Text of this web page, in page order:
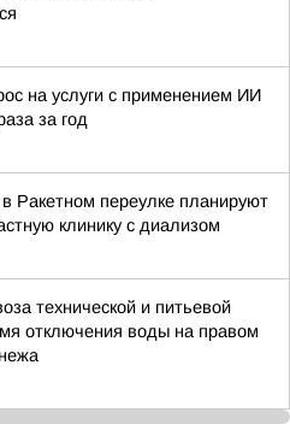
на услуги с применением ИИ
за год
Ракетном переулке планируют
клинику с диализом
технической и питьевой
отключения воды на правом